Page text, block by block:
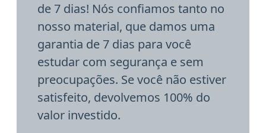
de 7 dias! Nós confiamos tanto no
nosso material, que damos uma
garantia de 7 dias para você
estudar com segurança e sem
preocupações. Se você não estiver
satisfeito, devolvemos 100% do
valor investido.